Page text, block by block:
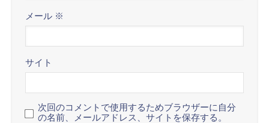
メール ※
サイト
次回のコメントで使用するためブラウザーに自分
の名前、メールアドレス、サイトを保存する。